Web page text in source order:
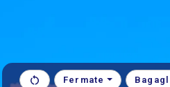
Fermate